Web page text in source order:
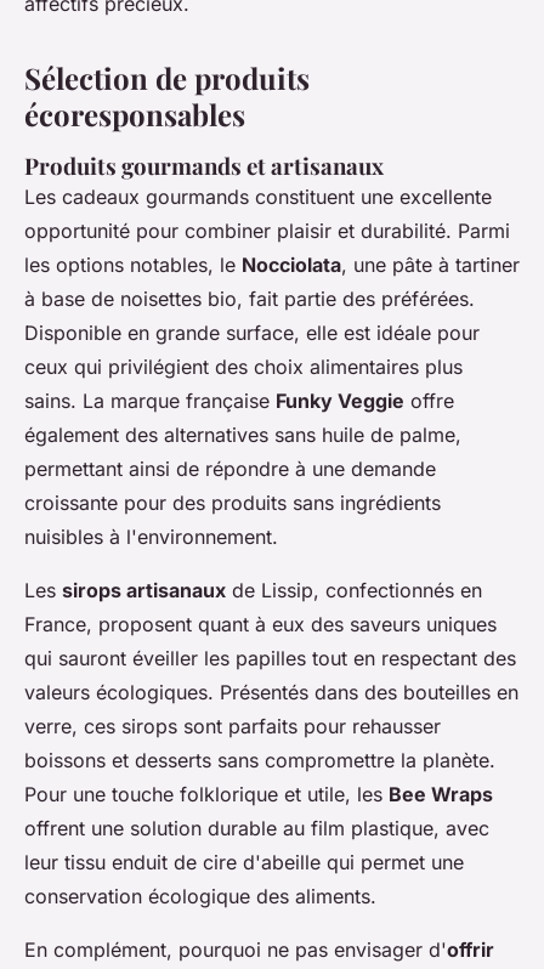
Sélection de produits
écoresponsables
Produits gourmands et artisanaux
Les cadeaux gourmands constituent une excellente
opportunité pour combiner plaisir et durabilité. Parmi
les options notables, le Nocciolata, une pâte à tartiner
à base de noisettes bio, fait partie des préférées.
Disponible en grande surface, elle est idéale pour
ceux qui privilégient des choix alimentaires plus
sains. La marque française Funky Veggie offre
également des alternatives sans huile de palme,
permettant ainsi de répondre à une demande
croissante pour des produits sans ingrédients
nuisibles à l'environnement.
Les sirops artisanaux de Lissip, confectionnés en
France, proposent quant à eux des saveurs uniques
qui sauront éveiller les papilles tout en respectant des
valeurs écologiques. Présentés dans des bouteilles en
verre, ces sirops sont parfaits pour rehausser
boissons et desserts sans compromettre la planète.
Pour une touche folklorique et utile, les Bee Wraps
offrent une solution durable au film plastique, avec
leur tissu enduit de cire d'abeille qui permet une
conservation écologique des aliments.
En complément, pourquoi ne pas envisager d'offrir